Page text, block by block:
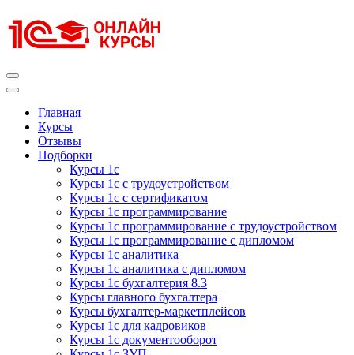
к
содержимому
Главная
Курсы
Отзывы
Подборки
Курсы 1с
Курсы 1с с трудоустройством
Курсы 1с с сертификатом
Курсы 1с программирование
Курсы 1с программирование с трудоустройством
Курсы 1с программирование с дипломом
Курсы 1с аналитика
Курсы 1с аналитика с дипломом
Курсы 1с бухгалтерия 8.3
Курсы главного бухгалтера
Курсы бухгалтер-маркетплейсов
Курсы 1с для кадровиков
Курсы 1с документооборот